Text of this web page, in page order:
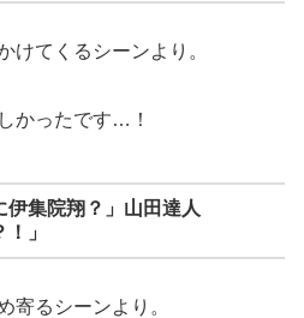
けてくるシーンより。
かったです…！
集院翔？」山田達人
」
寄るシーンより。